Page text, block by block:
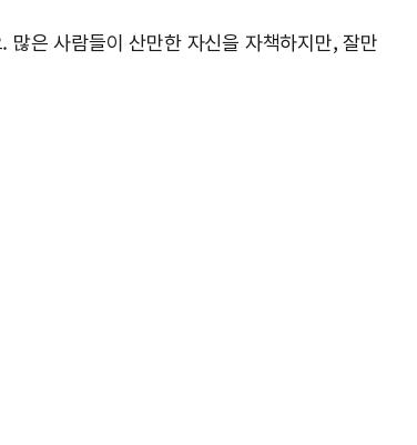
많은 사람들이 산만한 자신을 자책하지만, 잘만